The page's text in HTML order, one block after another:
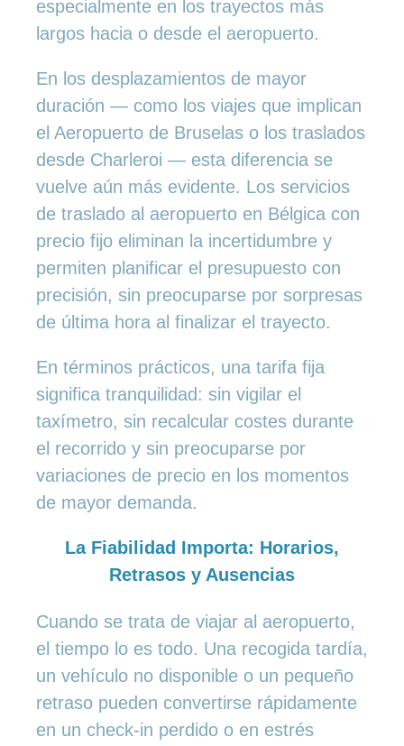
especialmente en los trayectos más
largos hacia o desde el aeropuerto.
En los desplazamientos de mayor
duración — como los viajes que implican
el Aeropuerto de Bruselas o los traslados
desde Charleroi — esta diferencia se
vuelve aún más evidente. Los servicios
de traslado al aeropuerto en Bélgica con
precio fijo eliminan la incertidumbre y
permiten planificar el presupuesto con
precisión, sin preocuparse por sorpresas
de última hora al finalizar el trayecto.
En términos prácticos, una tarifa fija
significa tranquilidad: sin vigilar el
taxímetro, sin recalcular costes durante
el recorrido y sin preocuparse por
variaciones de precio en los momentos
de mayor demanda.
La Fiabilidad Importa: Horarios,
Retrasos y Ausencias
Cuando se trata de viajar al aeropuerto,
el tiempo lo es todo. Una recogida tardía,
un vehículo no disponible o un pequeño
retraso pueden convertirse rápidamente
en un check-in perdido o en estrés